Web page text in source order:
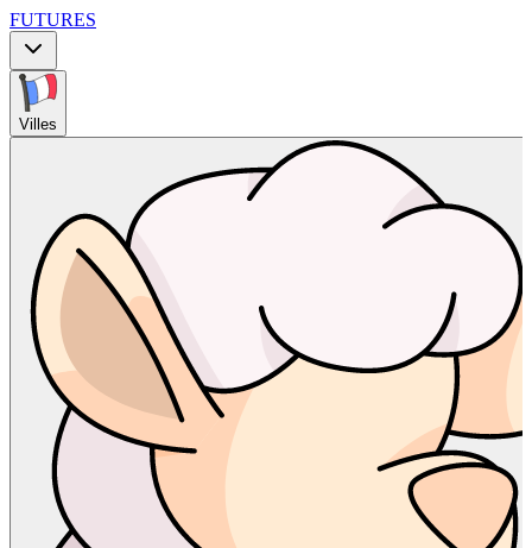
FUTURES
Villes